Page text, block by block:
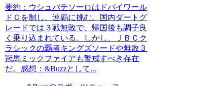
要約：ウシュバテソーロはドバイワール
ドＣを制し、連覇に挑む。国内ダートグ
レードでは３戦無敗で、帰国後も調子良
く乗り込まれている。しかし、ＪＢＣク
ラシックの覇者キングズソードや無敗３
冠馬ミックファイアも警戒すべき存在
だ。感想：&Buzzとして...